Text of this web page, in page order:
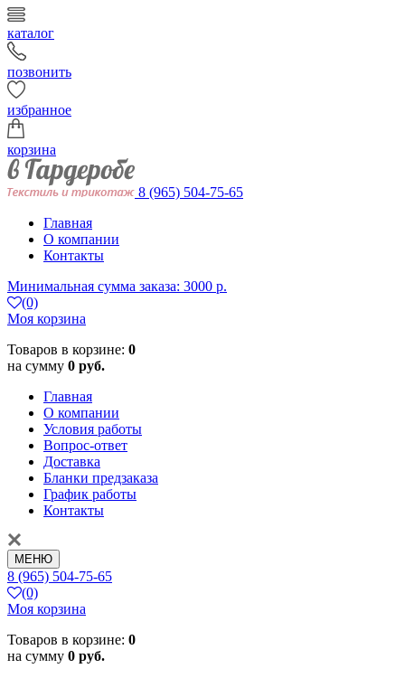
каталог
позвонить
избранное
корзина
8 (965) 504-75-65
Главная
О компании
Контакты
Минимальная сумма заказа: 3000 р.
(0)
Моя корзина
Товаров в корзине: 0
на сумму 0 руб.
Главная
О компании
Условия работы
Вопрос-ответ
Доставка
Бланки предзаказа
График работы
Контакты
МЕНЮ
8 (965) 504-75-65
(0)
Моя корзина
Товаров в корзине: 0
на сумму 0 руб.